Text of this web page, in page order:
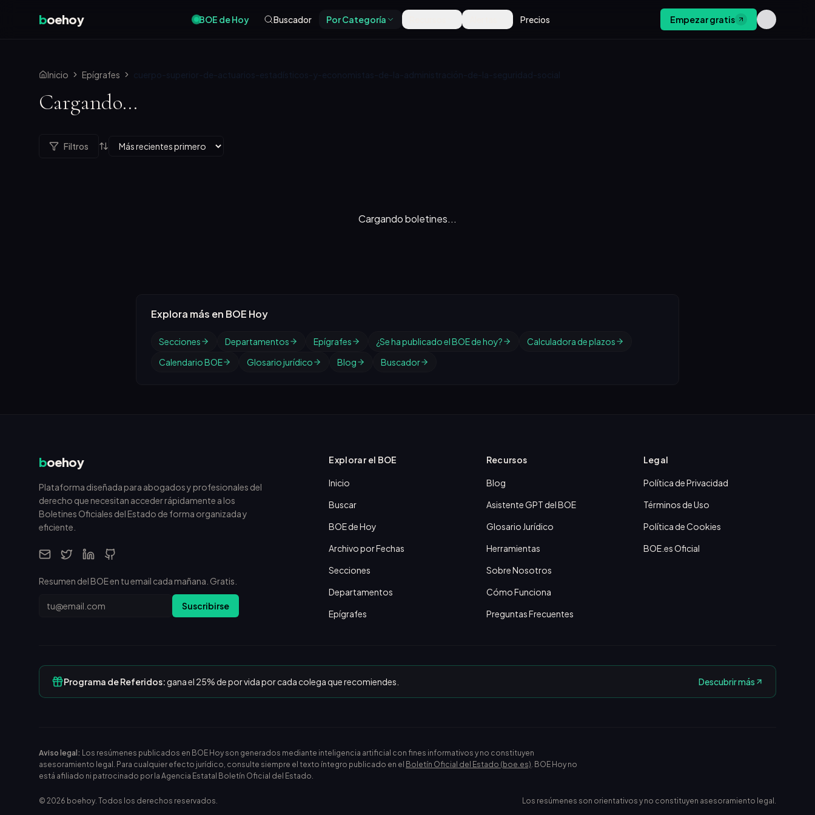
boehoy BOE de Hoy Buscador Por Categoría Precios Empezar gratis
Inicio Epígrafes cuerpo-superior-de-actuarios-estadísticos-y-economistas-de-la-administración-de-la-seguridad-social
Cargando...
Filtros
Cargando boletines...
Explora más en BOE Hoy
Secciones Departamentos Epígrafes ¿Se ha publicado el BOE de hoy?
Calculadora de plazos
Calendario BOE
Glosario jurídico Blog Buscador
boehoy
Plataforma diseñada para abogados y profesionales del
derecho que necesitan acceder rápidamente a los
Boletines Oficiales del Estado de forma organizada y
eficiente.
Resumen del BOE en tu email cada mañana. Gratis.
Email Suscribirse
Explorar el BOE
Inicio
Buscar
BOE de Hoy
Archivo por Fechas
Secciones
Departamentos
Epígrafes
Recursos
Blog
Asistente GPT del BOE
Glosario Jurídico
Herramientas
Sobre Nosotros
Cómo Funciona
Preguntas Frecuentes
Legal
Política de Privacidad
Términos de Uso
Política de Cookies
BOE.es Oficial
Programa de Referidos:gana el 25% de por vida por cada colega que recomiendes. Descubrir más
Aviso legal: Los resúmenes publicados en BOE Hoy son generados mediante inteligencia artificial con fines informativos y no constituyen
asesoramiento legal. Para cualquier efecto jurídico, consulte siempre el texto íntegro publicado en el Boletín Oficial del Estado (boe.es). BOE Hoy no
está afiliado ni patrocinado por la Agencia Estatal Boletín Oficial del Estado.
© 2026 boehoy. Todos los derechos reservados. Los resúmenes son orientativos y no constituyen asesoramiento legal.